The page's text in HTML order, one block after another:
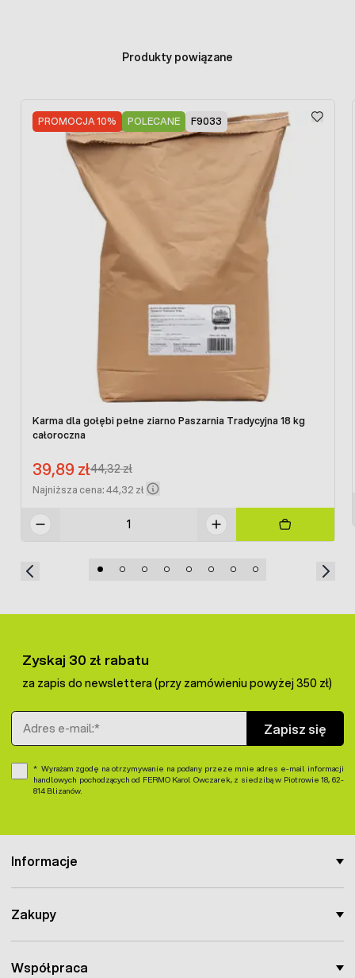
Produkty powiązane
PROMOCJA 10% POLECANE F9033
Karma dla gołębi pełne ziarno Paszarnia Tradycyjna 18 kg
całoroczna
Cena promocyjna:
39,89 złRegular Price:
44,32 zł
Najniższa cena: 44,32 zł
Informacje
Zakupy
Współpraca
Zyskaj 30 zł rabatu
za zapis do newslettera (przy zamówieniu powyżej 350 zł)
Adres e-mail
Zapisz się
Wyrażam zgodę na otrzymywanie na podany przeze mnie adres e-mail informacji
handlowych pochodzących od FERMO Karol Owczarek, z siedzibą w Piotrowie 18, 62-
814 Blizanów.